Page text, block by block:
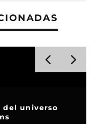
del universo